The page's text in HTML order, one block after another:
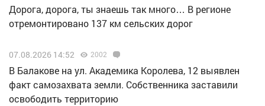
Дорога, дорога, ты знаешь так много… В регионе
отремонтировано 137 км сельских дорог
07.08.2026 14:52 2002
В Балакове на ул. Академика Королева, 12 выявлен
факт самозахвата земли. Собственника заставили
освободить территорию